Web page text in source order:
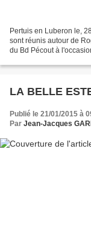
Pertuis en Luberon le,
sont réunis autour de
du Bd Pécout à
LA BELLE
Publié le 21/01/2015 à
Par Jean-Jacques